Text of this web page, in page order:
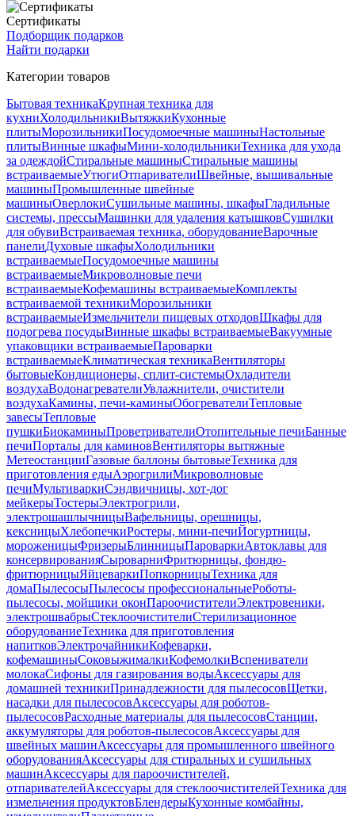
Сертификаты
Подборщик подарков
Найти подарки
Категории товаров
Бытовая техникаКрупная техника для
кухниХолодильникиВытяжкиКухонные
плитыМорозильникиПосудомоечные машиныНастольные
плитыВинные шкафыМини-холодильникиТехника для ухода
за одеждойСтиральные машиныСтиральные машины
встраиваемыеУтюгиОтпаривателиШвейные, вышивальные
машиныПромышленные швейные
машиныОверлокиСушильные машины, шкафыГладильные
системы, прессыМашинки для удаления катышковСушилки
для обувиВстраиваемая техника, оборудованиеВарочные
панелиДуховые шкафыХолодильники
встраиваемыеПосудомоечные машины
встраиваемыеМикроволновые печи
встраиваемыеКофемашины встраиваемыеКомплекты
встраиваемой техникиМорозильники
встраиваемыеИзмельчители пищевых отходовШкафы для
подогрева посудыВинные шкафы встраиваемыеВакуумные
упаковщики встраиваемыеПароварки
встраиваемыеКлиматическая техникаВентиляторы
бытовыеКондиционеры, сплит-системыОхладители
воздухаВодонагревателиУвлажнители, очистители
воздухаКамины, печи-каминыОбогревателиТепловые
завесыТепловые
пушкиБиокаминыПроветривателиОтопительные печиБанные
печиПорталы для каминовВентиляторы вытяжные
МетеостанцииГазовые баллоны бытовыеТехника для
приготовления едыАэрогрилиМикроволновые
печиМультиваркиСэндвичницы, хот-дог
мейкерыТостерыЭлектрогрили,
электрошашлычницыВафельницы, орешницы,
кексницыХлебопечкиРостеры, мини-печиЙогуртницы,
мороженицыФризерыБлинницыПароваркиАвтоклавы для
консервированияСыроварниФритюрницы, фондю-
фритюрницыЯйцеваркиПопкорницыТехника для
домаПылесосыПылесосы профессиональныеРоботы-
пылесосы, мойщики оконПароочистителиЭлектровеники,
электрошвабрыСтеклоочистителиСтерилизационное
оборудованиеТехника для приготовления
напитковЭлектрочайникиКофеварки,
кофемашиныСоковыжималкиКофемолкиВспениватели
молокаСифоны для газирования водыАксессуары для
домашней техникиПринадлежности для пылесосовЩетки,
насадки для пылесосовАксессуары для роботов-
пылесосовРасходные материалы для пылесосовСтанции,
аккумуляторы для роботов-пылесосовАксессуары для
швейных машинАксессуары для промышленного швейного
оборудованияАксессуары для стиральных и сушильных
машинАксессуары для пароочистителей,
отпаривателейАксессуары для стеклоочистителейТехника для
измельчения продуктовБлендерыКухонные комбайны,